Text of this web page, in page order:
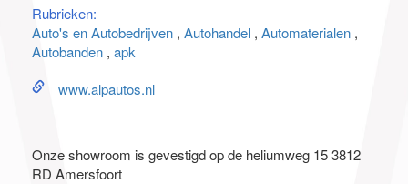
Rubrieken:
Auto's en Autobedrijven Autohandel Automaterialen
Autobanden apk
www.alpautos.nl
Onze showroom is gevestigd op de heliumweg 15 3812
RD Amersfoort